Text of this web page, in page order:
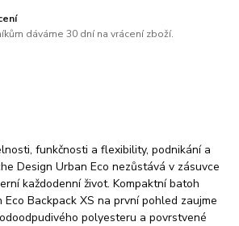
dáváme 30 dní na vrácení zboží.
funkčnosti a flexibility, podnikání a
Design Urban Eco nezůstává v zásuvce
každodenní život. Kompaktní batoh
Eco Backpack XS na první pohled zaujme
polyesteru a povrstvené